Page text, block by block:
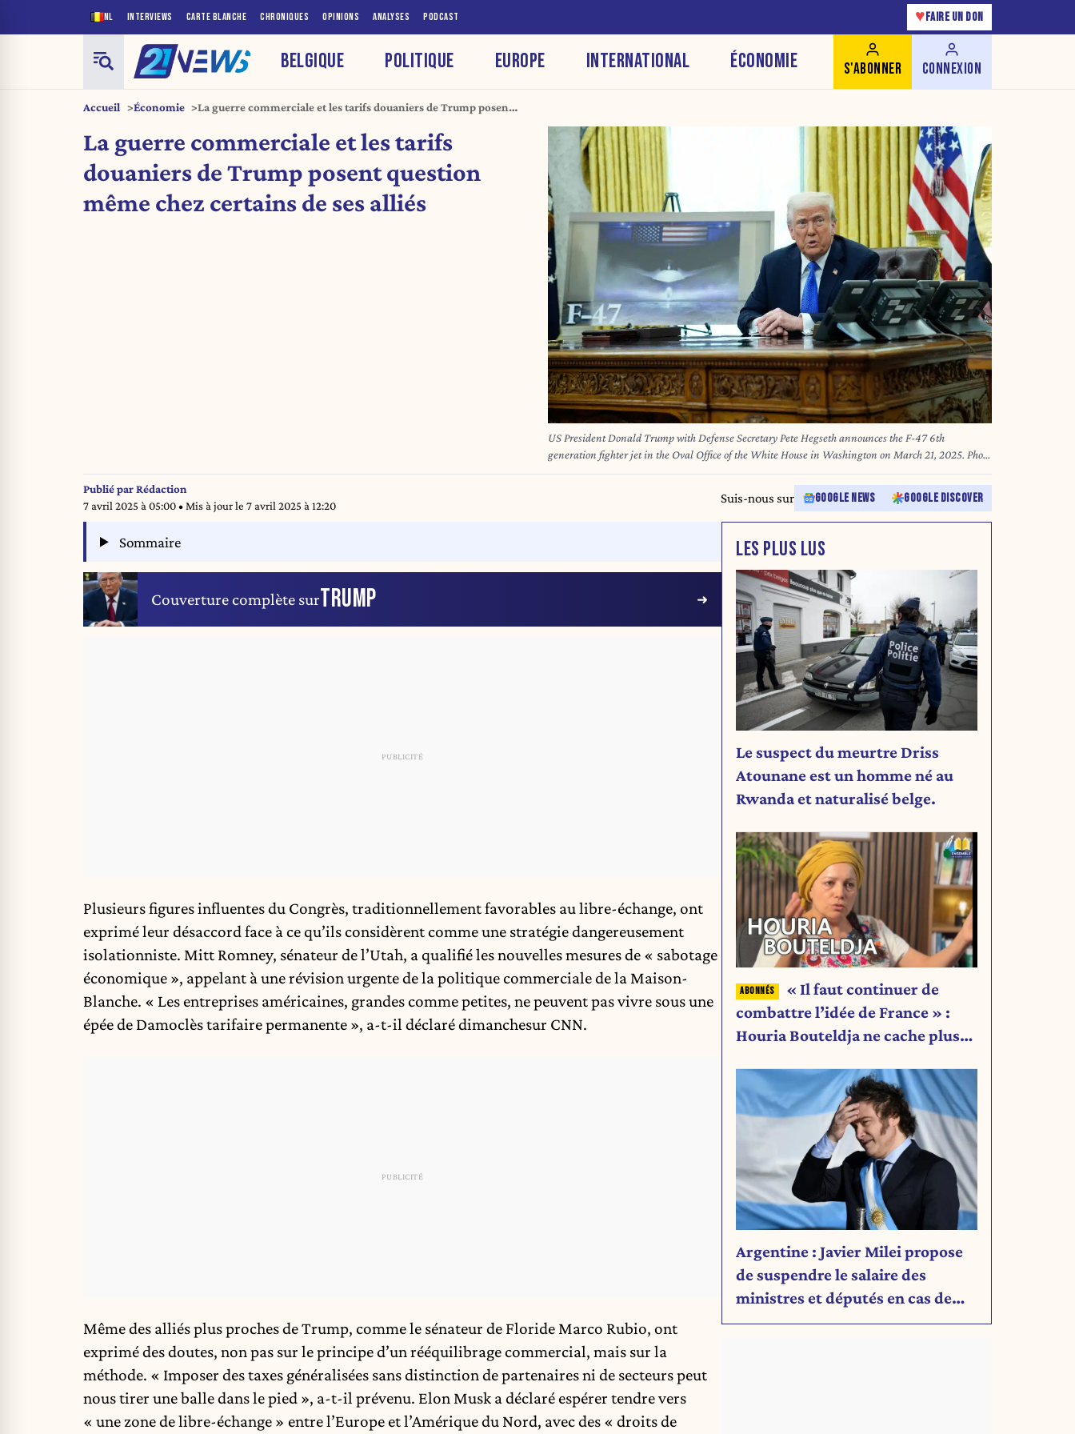
NL INTERVIEWS CARTE BLANCHE CHRONIQUES OPINIONS ANALYSES PODCAST ♥ FAIRE UN DON
BELGIQUE POLITIQUE EUROPE INTERNATIONAL ÉCONOMIE S'ABONNER CONNEXION
Accueil Économie
La guerre commerciale et les tarifs douaniers de Trump posent
La guerre commerciale et les tarifs
douaniers de Trump posent question
même chez certains de ses alliés
US President Donald Trump with Defense Secretary Pete Hegseth announces the F-47 6th
generation fighter jet in the Oval Office of the White House in Washington on March 21, 2025. Photo
by Yuri Gripas/ABACAPRESS.COM
Publié parRédaction
7 avril 2025 à 05:00• Mis à jour le 7 avril 2025 à 12:20
Suis-nous sur GOOGLE NEWS GOOGLE DISCOVER
Sommaire
Couverture complète surTRUMP
Plusieurs figures influentes du Congrès, traditionnellement favorables au libre-échange, ont
exprimé leur désaccord face à ce qu’ils considèrent comme une stratégie dangereusement
isolationniste. Mitt Romney, sénateur de l’Utah, a qualifié les nouvelles mesures de « sabotage
économique », appelant à une révision urgente de la politique commerciale de la Maison-
Blanche. « Les entreprises américaines, grandes comme petites, ne peuvent pas vivre sous une
épée de Damoclès tarifaire permanente », a-t-il déclaré dimanchesur CNN.
Même des alliés plus proches de Trump, comme le sénateur de Floride Marco Rubio, ont
exprimé des doutes, non pas sur le principe d’un rééquilibrage commercial, mais sur la
méthode. « Imposer des taxes généralisées sans distinction de partenaires ni de secteurs peut
nous tirer une balle dans le pied », a-t-il prévenu. Elon Musk a déclaré espérer tendre vers
« une zone de libre-échange » entre l’Europe et l’Amérique du Nord, avec des « droits de
LES PLUS LUS
Le suspect du meurtre Driss
Atounane est un homme né au
Rwanda et naturalisé belge.
« Il faut continuer de
combattre l’idée de France » :
Houria Bouteldja ne cache plus
Argentine : Javier Milei propose
de suspendre le salaire des
ministres et députés en cas de
déficit budgétaire